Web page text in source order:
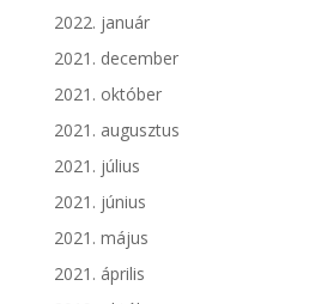
2022. január
2021. december
2021. október
2021. augusztus
2021. július
2021. június
2021. május
2021. április